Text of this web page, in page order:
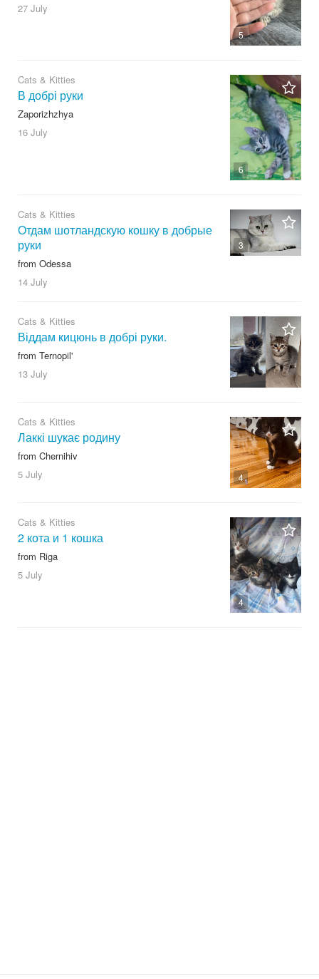
5
27 July
6
Cats & Kitties
В добрі руки
Zaporizhzhya
16 July
3
Cats & Kitties
Отдам шотландскую кошку в добрые
руки
from Odessa
14 July
Cats & Kitties
Віддам кицюнь в добрі руки.
from Ternopil'
13 July
4
Cats & Kitties
Лаккі шукає родину
from Chernihiv
5 July
4
Cats & Kitties
2 кота и 1 кошка
from Riga
5 July